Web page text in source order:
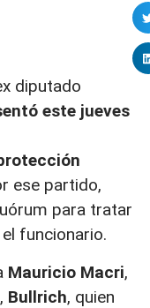
diputado
este jueves
ese partido,
para tratar
funcionario.
Mauricio Macri,
Bullrich, quien